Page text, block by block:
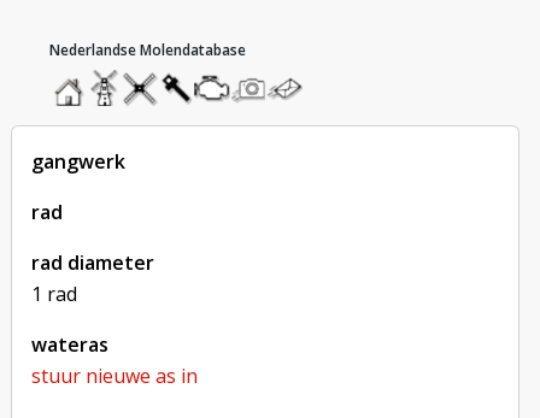
homemolendatabase
roedendatabase
assendatabase
motorendatabase
stuur
een
foto
stuur
een
bericht
gangwerk
rad
rad diameter
1 rad
wateras
stuur nieuwe as in